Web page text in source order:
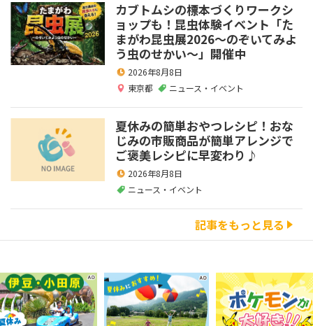
カブトムシの標本づくりワークシ
ョップも！昆虫体験イベント「た
まがわ昆虫展2026～のぞいてみよ
う虫のせかい～」開催中
2026年8月8日
東京都
ニュース・イベント
夏休みの簡単おやつレシピ！おな
じみの市販商品が簡単アレンジで
ご褒美レシピに早変わり♪
2026年8月8日
ニュース・イベント
記事をもっと見る